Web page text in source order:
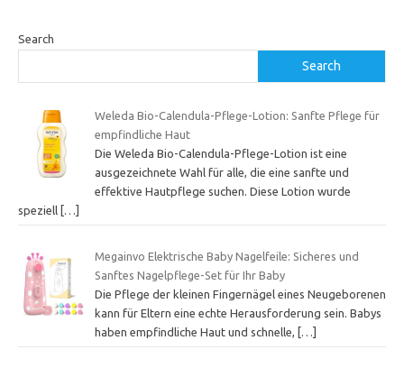
Search
Search
Weleda Bio-Calendula-Pflege-Lotion: Sanfte Pflege für
empfindliche Haut
Die Weleda Bio-Calendula-Pflege-Lotion ist eine
ausgezeichnete Wahl für alle, die eine sanfte und
effektive Hautpflege suchen. Diese Lotion wurde
speziell […]
Megainvo Elektrische Baby Nagelfeile: Sicheres und
Sanftes Nagelpflege-Set für Ihr Baby
Die Pflege der kleinen Fingernägel eines Neugeborenen
kann für Eltern eine echte Herausforderung sein. Babys
haben empfindliche Haut und schnelle,
[…]